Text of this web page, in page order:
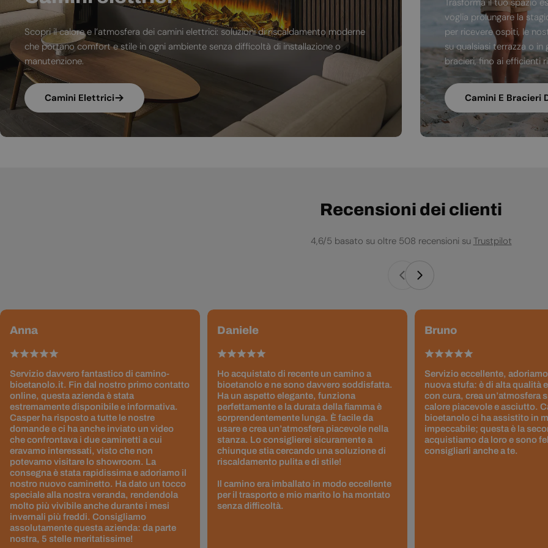
Scopri il calore e l’atmosfera dei camini elettrici: soluzioni di riscaldamento moderne
che portano comfort e stile in ogni ambiente senza difficoltà di installazione o
manutenzione.
Camini Elettrici
Trasforma il tuo spazio
voglia prolungare la
per ricevere ospiti, le
su qualsiasi terrazza o
bracieri, fino ai efficienti
Camini E Bracieri
Recensioni dei clienti
4,6/5 basato su oltre 508 recensioni su Trustpilot
Anna
Servizio davvero fantastico di camino-
bioetanolo.it. Fin dal nostro primo contatto
online, questa azienda è stata
estremamente disponibile e informativa.
Casper ha risposto a tutte le nostre
domande e ci ha anche inviato un video
che confrontava i due caminetti a cui
eravamo interessati, visto che non
potevamo visitare lo showroom. La
consegna è stata rapidissima e adoriamo il
nostro nuovo caminetto. Ha dato un tocco
speciale alla nostra veranda, rendendola
molto più vivibile anche durante i mesi
invernali più freddi. Consigliamo
assolutamente questa azienda: da parte
nostra, 5 stelle meritatissime!
Daniele
Ho acquistato di recente un camino a
bioetanolo e ne sono davvero soddisfatta.
Ha un aspetto elegante, funziona
perfettamente e la durata della fiamma è
sorprendentemente lunga. È facile da
usare e crea un’atmosfera piacevole nella
stanza. Lo consiglierei sicuramente a
chiunque stia cercando una soluzione di
riscaldamento pulita e di stile!
Il camino era imballato in modo eccellente
per il trasporto e mio marito lo ha montato
senza difficoltà.
Bruno
Servizio eccellente,
nuova stufa: è di alta qualità
con cura, crea un’atmosfera
calore piacevole e asciutto.
bioetanolo ci ha assistito in
impeccabile; questa è la
acquistiamo da loro e sono
consigliarli anche a te.